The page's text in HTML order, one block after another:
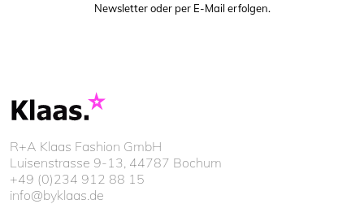
Newsletter oder per E-Mail erfolgen.
R+A Klaas Fashion GmbH
Luisenstrasse 9-13, 44787 Bochum
+49 (0)234 912 88 15
info@byklaas.de